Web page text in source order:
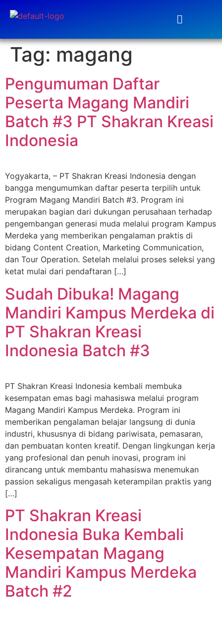
Tag: magang
Pengumuman Daftar
Peserta Magang Mandiri
Batch #3 PT Shakran Kreasi
Indonesia
Yogyakarta, – PT Shakran Kreasi Indonesia dengan
bangga mengumumkan daftar peserta terpilih untuk
Program Magang Mandiri Batch #3. Program ini
merupakan bagian dari dukungan perusahaan terhadap
pengembangan generasi muda melalui program Kampus
Merdeka yang memberikan pengalaman praktis di
bidang Content Creation, Marketing Communication,
dan Tour Operation. Setelah melalui proses seleksi yang
ketat mulai dari pendaftaran […]
Sudah Dibuka! Magang
Mandiri Kampus Merdeka di
PT Shakran Kreasi
Indonesia Batch #3
PT Shakran Kreasi Indonesia kembali membuka
kesempatan emas bagi mahasiswa melalui program
Magang Mandiri Kampus Merdeka. Program ini
memberikan pengalaman belajar langsung di dunia
industri, khususnya di bidang pariwisata, pemasaran,
dan pembuatan konten kreatif. Dengan lingkungan kerja
yang profesional dan penuh inovasi, program ini
dirancang untuk membantu mahasiswa menemukan
passion sekaligus mengasah keterampilan praktis yang
[…]
PT Shakran Kreasi
Indonesia Buka Kembali
Kesempatan Magang
Mandiri Kampus Merdeka
Batch #2